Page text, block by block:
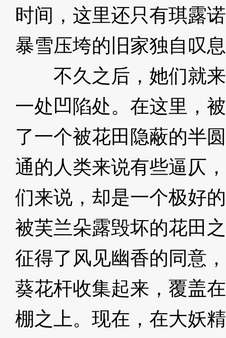
时间，这里还只有琪露
暴雪压垮的旧家独自叹
不久之后，她们就来
一处凹陷处。在这里，
了一个被花田隐蔽的半
通的人类来说有些逼仄
们来说，却是一个极好
被芙兰朵露毁坏的花田
征得了风见幽香的同意
葵花杆收集起来，覆盖
棚之上。现在，在大妖